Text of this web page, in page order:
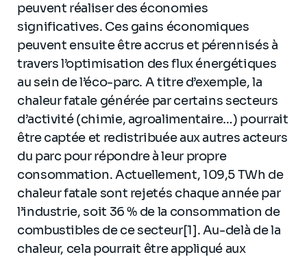
peuvent réaliser des économies
significatives. Ces gains économiques
peuvent ensuite être accrus et pérennisés à
travers l’optimisation des flux énergétiques
au sein de l’éco-parc. A titre d’exemple, la
chaleur fatale générée par certains secteurs
d’activité (chimie, agroalimentaire…) pourrait
être captée et redistribuée aux autres acteurs
du parc pour répondre à leur propre
consommation. Actuellement, 109,5 TWh de
chaleur fatale sont rejetés chaque année par
l’industrie, soit 36 % de la consommation de
combustibles de ce secteur[1]. Au-delà de la
chaleur, cela pourrait être appliqué aux